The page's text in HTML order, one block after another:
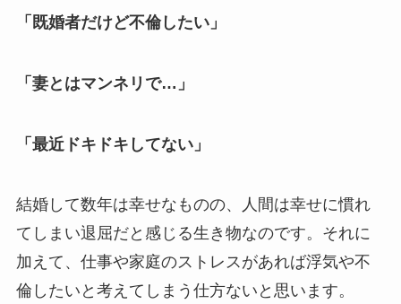
「既婚者だけど不倫したい」
「妻とはマンネリで…」
「最近ドキドキしてない」
結婚して数年は幸せなものの、人間は幸せに慣れ
てしまい退屈だと感じる生き物なのです。それに
加えて、仕事や家庭のストレスがあれば浮気や不
倫したいと考えてしまう仕方ないと思います。